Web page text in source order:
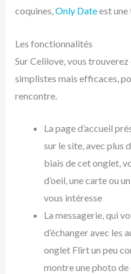
coquines,Only Dateest une
Les fonctionnalités
Sur Celilove, vous
simplistes mais efficaces,
rencontre.
La page d’accueil
sur le site, avec plus
biais de cet onglet,
d’oeil, une carte ou
vous intéresse
La messagerie, qui
d’échanger avec les
onglet Flirt un peu
montre une photo